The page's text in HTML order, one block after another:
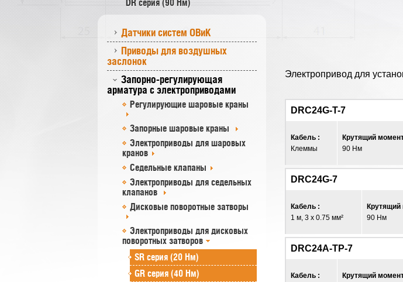
DR серия (90 Нм)
Датчики систем ОВиК
Приводы для воздушных
заслонок
Запорно-регулирующая
арматура с электроприводами
Регулирующие шаровые краны
Запорные шаровые краны
Электроприводы для шаровых
кранов
Седельные клапаны
Электроприводы для седельных
клапанов
Дисковые поворотные затворы
Электроприводы для дисковых
поворотных затворов
SR cерия (20 Нм)
GR cерия (40 Нм)
Электропривод для
DRC24G-T-7
Кабель :
Клеммы
Крутящий
90 Нм
DRC24G-7
Кабель :
1 м, 3 x 0.75 мм²
Крутящий
90 Нм
DRC24A-TP-7
Кабель :
Крутящий